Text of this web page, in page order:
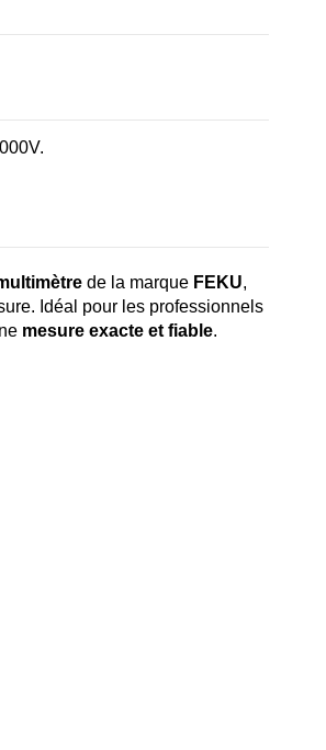
de la marque FEKU,
Idéal pour les professionnels
mesure exacte et fiable.